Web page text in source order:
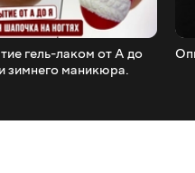
гель-лаком от А до
зимнего маникюра.